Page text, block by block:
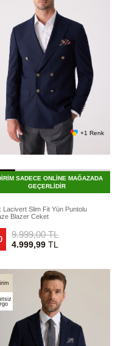
+1 Renk
SADECE ONLİNE MAĞAZADA
GEÇERLİDİR
Lacivert Slim Fit Yün Puntolu
Blazer Ceket
9.999,00TL
4.999,99TL